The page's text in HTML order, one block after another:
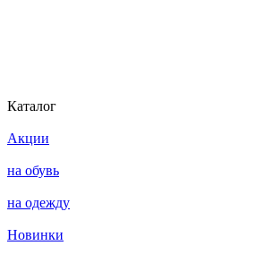
Каталог
Акции
на обувь
на одежду
Новинки